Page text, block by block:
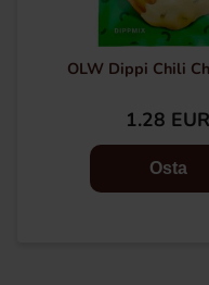
OLW Dippi Chili
1.28 EUR
Osta